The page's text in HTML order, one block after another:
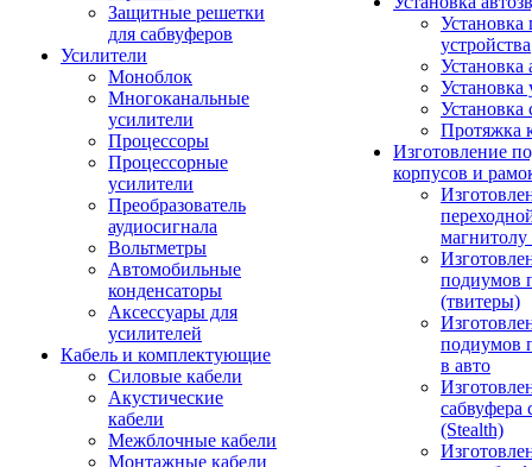
Защитные решетки
для сабвуферов
Усилители
Моноблок
Многоканальные
усилители
Процессоры
Процессорные
усилители
Преобразователь
аудиосигнала
Вольтметры
Автомобильные
конденсаторы
Аксессуары для
усилителей
Кабель и комплектующие
Силовые кабели
Акустические
кабели
Межблочные кабели
Монтажные кабели
Установка
устройства
Установка
Установка
Установка
Протяжка
Изготовление
корпусов и
подиумов
(твитеры)
подиумов
в авто
сабвуфера
(Stealth)